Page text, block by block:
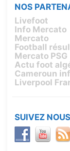
NOS
Livefoot
Info Mercato
Mercato
Football
Mercato PSG
Actu foot
Cameroun
Liverpool
SUIVEZ